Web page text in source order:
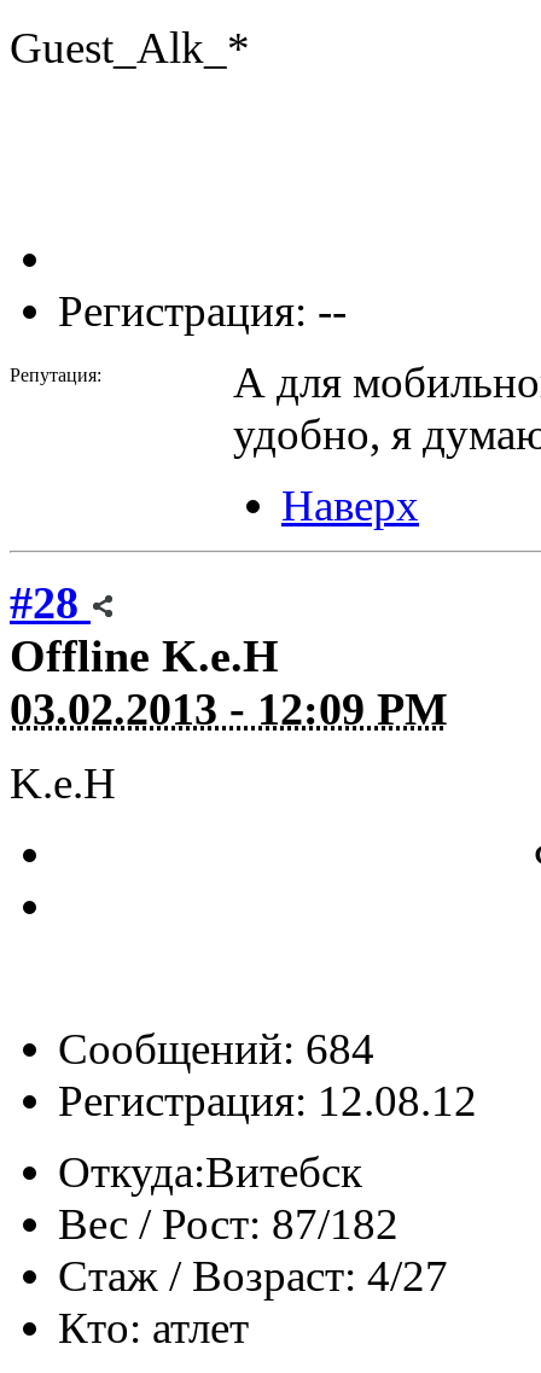
Guest_Alk_*
Регистрация: --
Репутация:
А для
удобно, я
Наверх
#28
Offline K.e.H
03.02.2013 - 12:09 PM
K.e.H
Сообщений: 684
Регистрация: 12.08.12
Откуда:Витебск
Вес / Рост: 87/182
Стаж / Возраст: 4/27
Кто: атлет